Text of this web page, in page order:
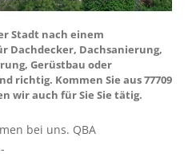
Stadt nach einem
Dachdecker, Dachsanierung,
Gerüstbau oder
richtig. Kommen Sie aus 77709
wir auch für Sie Sie tätig.
bei uns. QBA
-